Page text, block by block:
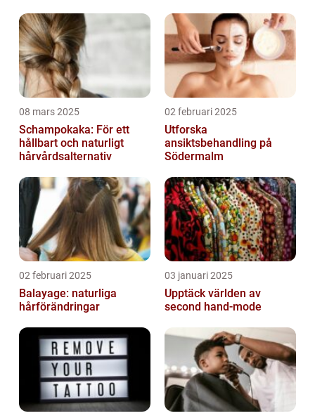
08 mars 2025
Schampokaka: För ett
hållbart och naturligt
hårvårdsalternativ
02 februari 2025
Utforska
ansiktsbehandling på
Södermalm
02 februari 2025
Balayage: naturliga
hårförändringar
03 januari 2025
Upptäck världen av
second hand-mode